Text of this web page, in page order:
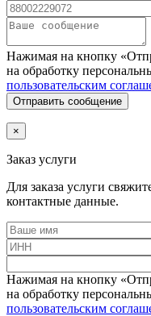
Нажимая на кнопку
на обработку
пользовательским
Отправить сообщение
×
Заказ услуги
Для заказа услуги
контактные данные.
Нажимая на кнопку
на обработку
пользовательским